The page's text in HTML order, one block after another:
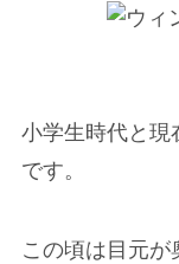
小学生時代と現
です。
この頃は目元が